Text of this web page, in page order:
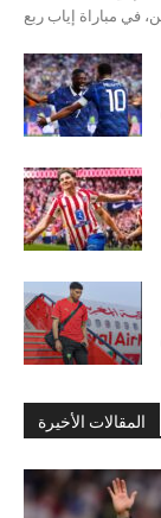
المقالات الأخيرة